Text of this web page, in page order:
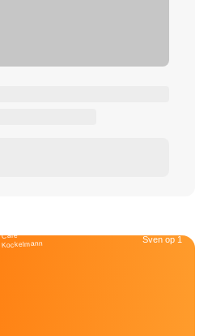
Café
Kockelmann Sven op 1